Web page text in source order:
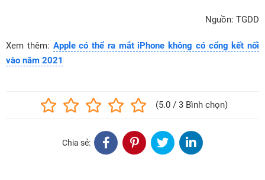
Nguồn: TGDD
Xem thêm: Apple có thể ra mắt iPhone không có cổng kết nối
vào năm 2021
(5.0 / 3 Bình chọn)
Chia sẻ: